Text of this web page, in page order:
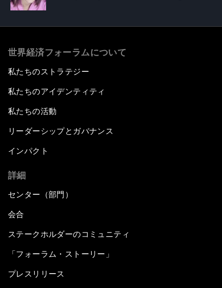
世界経済フォーラムについて
私たちのストラテジー
私たちのアイデンティティ
私たちの活動
リーダーシップとガバナンス
インパクト
詳細
センター（部門）
会合
ステークホルダーのコミュニティ
「フォーラム・ストーリー」
プレスリリース